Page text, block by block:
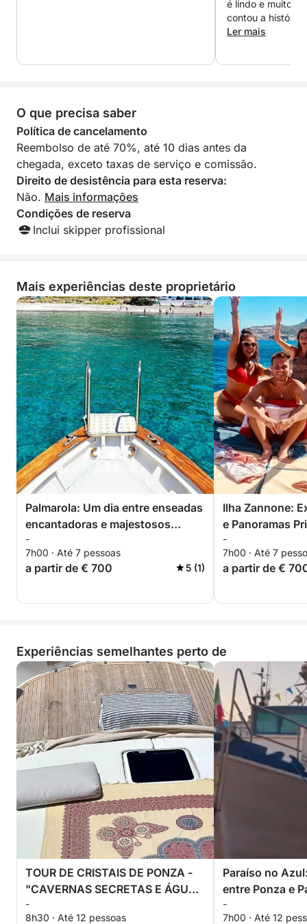
é lindo e muito
contou a história
mostrou todos
Ler mais
O que precisa saber
Política de cancelamento
Reembolso de até 70%, até 10 dias antes da
chegada, exceto taxas de serviço e comissão.
Direito de desistência para esta reserva:
Não. Mais informações
Condições de reserva
Inclui skipper profissional
Mais experiências deste proprietário
Palmarola: Um dia entre enseadas
encantadoras e majestosos
faraglioni
-
7h00 · Até 7 pessoas
a partir de € 700 5 (1)
Ilha Zannone:
e Panoramas
-
7h00 · Até 7
a partir de €
Experiências semelhantes perto de
TOUR DE CRISTAIS DE PONZA -
"CAVERNAS SECRETAS E ÁGUAS
TURQUESA"
-
8h30 · Até 12 pessoas
Paraíso no
entre Ponza e
-
7h00 · Até 12